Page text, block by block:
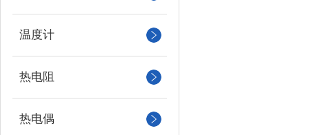
温度计
热电阻
热电偶